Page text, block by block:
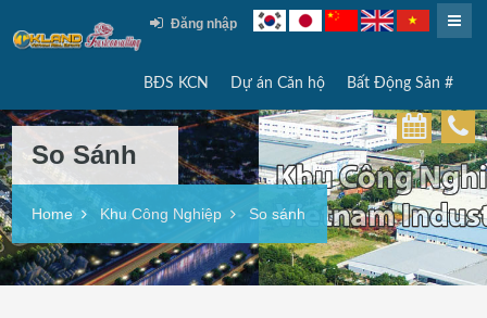
Đăng nhập
BĐS KCN Dự án Căn hộ Bất Động Sản #
So Sánh
Home Khu Công Nghiệp So sánh